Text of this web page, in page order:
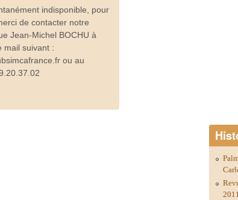
indisponible, pour
de contacter notre
Jean-Michel BOCHU à
mail suivant :
ou au